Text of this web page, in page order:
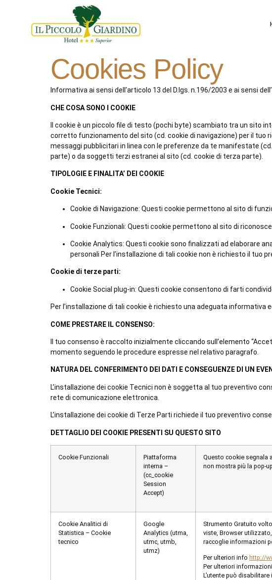
Cookies Policy
Informativa ai sensi dell’articolo 13 del D.lgs. n.196/2003 e ai sensi
CHE COSA SONO I COOKIE
Il cookie è un piccolo file di testo (pochi byte) scambiato tra un sito
corretto funzionamento del sito (cd. cookie di navigazione) per il tuo
messaggi pubblicitari in linea con le preferenze da te manifestate
parte) o da soggetti terzi estranei al sito (cd. cookie di terza parte).
TIPOLOGIE E FINALITA’ DEI COOKIE
Cookie Tecnici:
Cookie di Navigazione: Questi cookie permettono al sito di
Cookie Funzionali: Questi cookie permettono al sito di
Cookie Analytics: Questi cookie sono finalizzati ad elaborare
personali Per l’installazione di tali cookie non è richiesto il tuo
Cookie di terze parti:
Cookie Social plug-in: Questi cookie consentono di farti
Per l’installazione di tali cookie è richiesto una adeguata informativa
COME PRESTARE IL CONSENSO:
Il tuo consenso è raccolto inizialmente cliccando sull’elemento
momento seguendo le procedure espresse nel relativo paragrafo.
NATURA DEL CONFERIMENTO DEI DATI E CONSEGUENZE DI UN
L’installazione dei cookie Tecnici non è soggetta al tuo preventivo
rete di comunicazione elettronica.
L’installazione dei cookie di Terze Parti richiede il tuo preventivo
DETTAGLIO DEI COOKIE PRESENTI SU QUESTO SITO
Cookie Funzionali
Piattaforma
interna –
(cc_cookie
Session
Accept)
Questo cookie segnala
non mostra più la pop-up
Cookie Analitici di
Statistica – Cookie
tecnico
Google
Analytics (utma,
utmc, utmb,
utmz)
Strumento Gratuito
viste, Browser
raccoglie informazioni
Per ulteriori info http://
Per ulteriori
L’utente può